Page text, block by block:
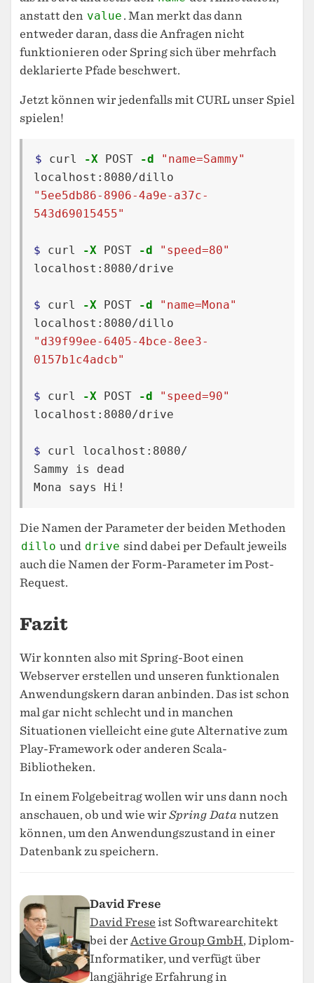
anstatt den value . Man merkt das dann
entweder daran, dass die Anfragen nicht
funktionieren oder Spring sich über mehrfach
deklarierte Pfade beschwert.
Jetzt können wir jedenfalls mit CURL unser Spiel
spielen!
$ curl -X POST -d
"name=Sammy"
"5ee5db86-8906-4a9e-a37c-
543d69015455"
$ curl -X POST -d
"speed=80"
localhost:8080/drive
$ curl -X POST -d
"name=Mona"
"d39f99ee-6405-4bce-8ee3-
0157b1c4adcb"
$ curl -X POST -d
"speed=90"
localhost:8080/drive
$ curl localhost:8080/
Sammy is dead
Die Namen der Parameter der beiden Methoden
dillo und drive sind dabei per Default jeweils
auch die Namen der Form-Parameter im Post-
Request.
Fazit
Wir konnten also mit Spring-Boot einen
Webserver erstellen und unseren funktionalen
Anwendungskern daran anbinden. Das ist schon
mal gar nicht schlecht und in manchen
Situationen vielleicht eine gute Alternative zum
Play-Framework oder anderen Scala-
Bibliotheken.
In einem Folgebeitrag wollen wir uns dann noch
anschauen, ob und wie wirSpring Datanutzen
können, um den Anwendungszustand in einer
Datenbank zu speichern.
David Frese
David Frese ist Softwarearchitekt
bei der Active Group GmbH, Diplom-
Informatiker, und verfügt über
langjährige Erfahrung in